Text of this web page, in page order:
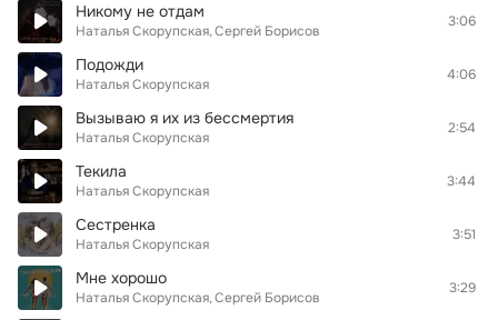
Никому не отдам
Наталья Скорупская Сергей Борисов
3:06
Подожди
Наталья Скорупская
4:06
Вызываю я их из бессмертия
Наталья Скорупская
2:54
Текила
Наталья Скорупская
3:44
Сестренка
Наталья Скорупская
3:51
Мне хорошо
Наталья Скорупская Сергей Борисов
3:29